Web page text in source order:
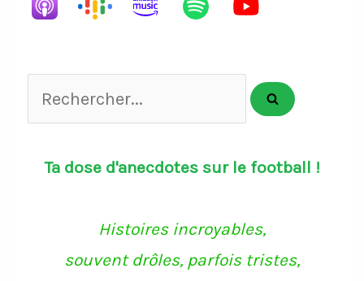
Rechercher...
Ta dose d'anecdotes sur le football !
Histoires incroyables,
souvent drôles, parfois tristes,